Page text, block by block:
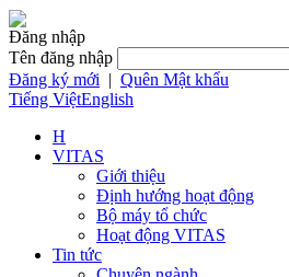
Đăng nhập
Tên đăng nhập
Đăng ký mới | Quên Mật khẩu
Tiếng ViệtEnglish
H
VITAS
Giới thiệu
Định hướng hoạt động
Bộ máy tổ chức
Hoạt động VITAS
Tin tức